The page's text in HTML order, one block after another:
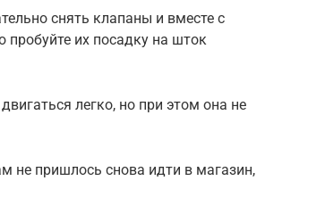
снять клапаны и вместе с
пробуйте их посадку на шток
легко, но при этом она не
не пришлось снова идти в магазин,